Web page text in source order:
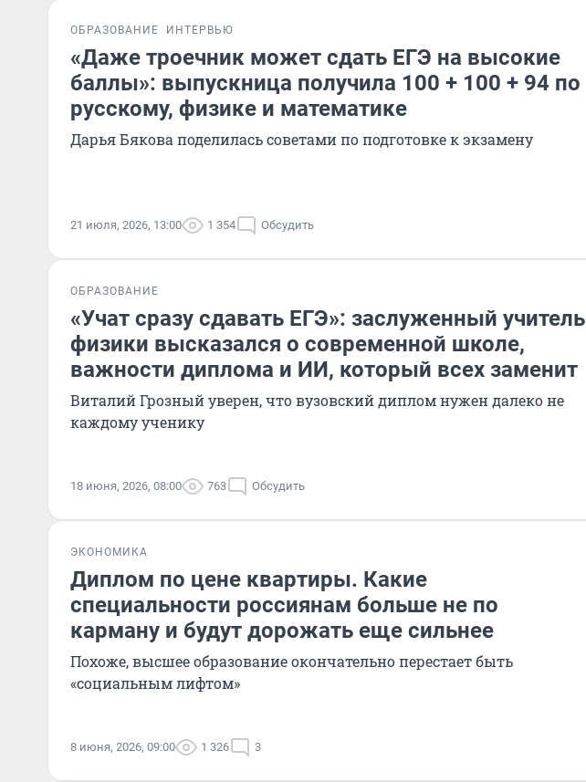
ОБРАЗОВАНИЕ ИНТЕРВЬЮ
«Даже троечник может сдать ЕГЭ на высокие
баллы»: выпускница получила 100 + 100 + 94 по
русскому, физике и математике
Дарья Бякова поделилась советами по подготовке к экзамену
21 июля, 2026, 13:00 1 354 Обсудить
ОБРАЗОВАНИЕ
«Учат сразу сдавать ЕГЭ»: заслуженный учитель
физики высказался о современной школе,
важности диплома и ИИ, который всех заменит
Виталий Грозный уверен, что вузовский диплом нужен далеко не
каждому ученику
18 июня, 2026, 08:00 763 Обсудить
ЭКОНОМИКА
Диплом по цене квартиры. Какие
специальности россиянам больше не по
карману и будут дорожать еще сильнее
Похоже, высшее образование окончательно перестает быть
«социальным лифтом»
8 июня, 2026, 09:00 1 326 3